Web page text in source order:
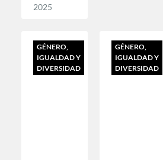
2025
GÉNERO,
IGUALDAD Y
DIVERSIDAD
GÉNERO,
IGUALDAD Y
DIVERSIDAD